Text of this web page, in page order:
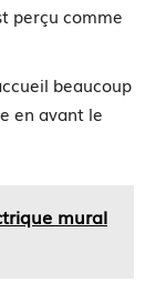
perçu comme
beaucoup
en avant le
mural